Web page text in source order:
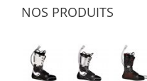
NOS PRODUITS